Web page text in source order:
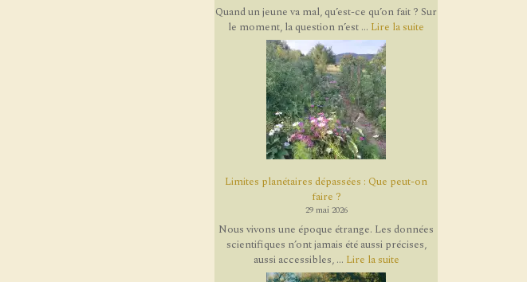
Quand un jeune va mal, qu’est-ce qu’on fait ? Sur
le moment, la question n’est ... Lire la suite
Limites planétaires dépassées : Que peut-on
faire ?
29 mai 2026
Nous vivons une époque étrange. Les données
scientifiques n’ont jamais été aussi précises,
aussi accessibles, ... Lire la suite